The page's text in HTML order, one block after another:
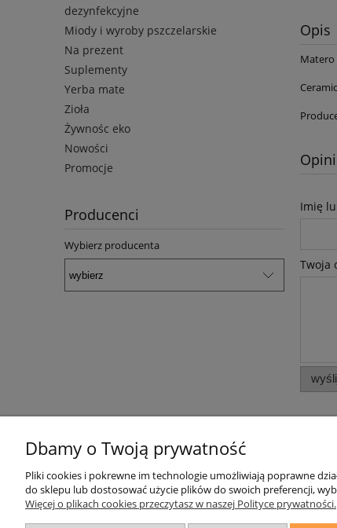
dezynfekcyjne
Miody i wyroby pszczelarskie
Na prezent
Suplementy
Yerba mate
Zioła
Żywnośc eko
Nowości
Promocje
Producenci
Wybierz producenta
Opis
Matero
Imię
Twoja
Pomoc
Zwroty i reklamacje
Moje konto
Twoje zamówienia
Dbamy o Twoją prywatność
Pliki cookies i pokrewne im technologie umożliwiają poprawne
do sklepu lub dostosować użycie plików do swoich preferencji,
Więcej o plikach cookies przeczytasz w naszej Polityce prywatności.